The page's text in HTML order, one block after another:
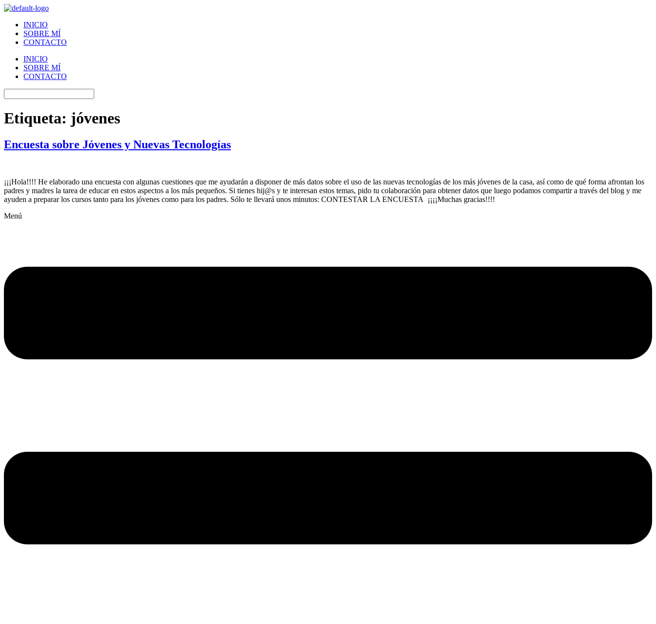
INICIO
SOBRE MÍ
CONTACTO
INICIO
SOBRE MÍ
CONTACTO
Etiqueta: jóvenes
Encuesta sobre Jóvenes y Nuevas Tecnologías
¡¡¡Hola!!!! He elaborado una encuesta con algunas cuestiones que me ayudarán a disponer de más datos sobre el uso de las nuevas tecnologías de los más jóvenes de la casa, así como de qué forma afrontan los
padres y madres la tarea de educar en estos aspectos a los más pequeños. Si tienes hij@s y te interesan estos temas, pido tu colaboración para obtener datos que luego podamos compartir a través del blog y me
ayuden a preparar los cursos tanto para los jóvenes como para los padres. Sólo te llevará unos minutos: CONTESTAR LA ENCUESTA ¡¡¡¡Muchas gracias!!!!
Menú